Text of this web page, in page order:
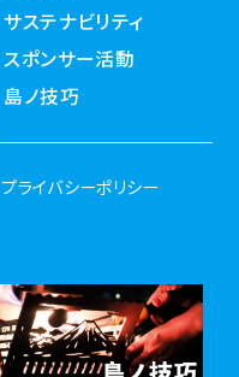
サステナビリティ
スポンサー活動
島ノ技巧
プライバシーポリシー